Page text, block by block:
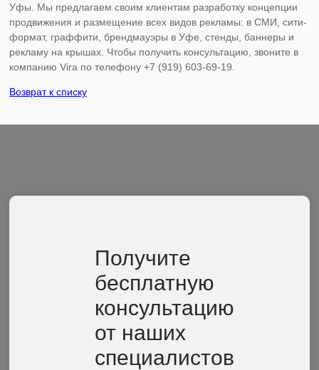
Уфы. Мы предлагаем своим клиентам разработку концепции
продвижения и размещение всех видов рекламы: в СМИ, сити-
формат, граффити, брендмауэры в Уфе, стенды, баннеры и
рекламу на крышах. Чтобы получить консультацию, звоните в
компанию Vira по телефону +7 (919) 603-69-19.
Возврат к списку
Получите
бесплатную
консультацию
от наших
специалистов